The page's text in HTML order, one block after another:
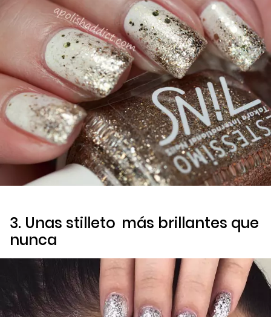
3. Unas stilleto más brillantes que
nunca